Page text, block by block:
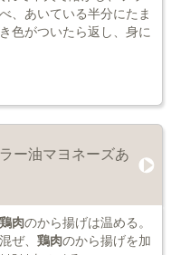
、あいている半分にたま
色がついたら返し、身に
ー油マヨネーズあ
鶏肉のから揚げは温める。
ぜ、 鶏肉のから揚げを加